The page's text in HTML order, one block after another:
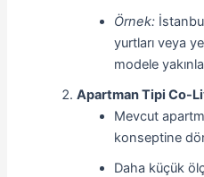
Örnek:
yurtları veya
modele
Apartman Tipi Co-
Mevcut
konseptine
Daha küçük